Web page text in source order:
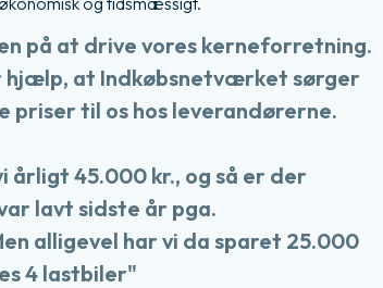
på at drive vores kerneforretning.
at Indkøbsnetværket sørger
til os hos leverandørerne.
årligt 45.000 kr., og så er der
lavt sidste år pga.
alligevel har vi da sparet 25.000
4 lastbiler"